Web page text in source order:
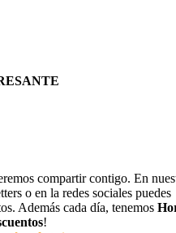
compartir contigo. En
o en la redes sociales puedes
Además cada día, tenemos
!